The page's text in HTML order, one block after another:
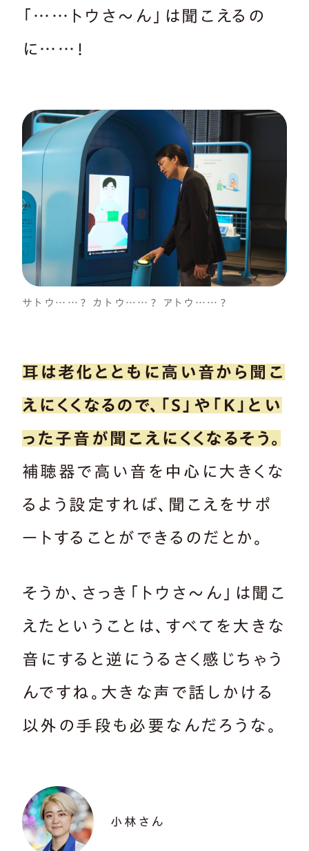
「……トウさ〜ん」は聞こえるの
に……！
サトウ……？ カトウ……？ アトウ……？
耳は老化とともに高い音から聞こ
えにくくなるので、「S」や「K」とい
った子音が聞こえにくくなるそう。
補聴器で高い音を中心に大きくな
るよう設定すれば、聞こえをサポ
ートすることができるのだとか。
そうか、さっき「トウさ〜ん」は聞こ
えたということは、すべてを大きな
音にすると逆にうるさく感じちゃう
んですね。大きな声で話しかける
以外の手段も必要なんだろうな。
小林さん